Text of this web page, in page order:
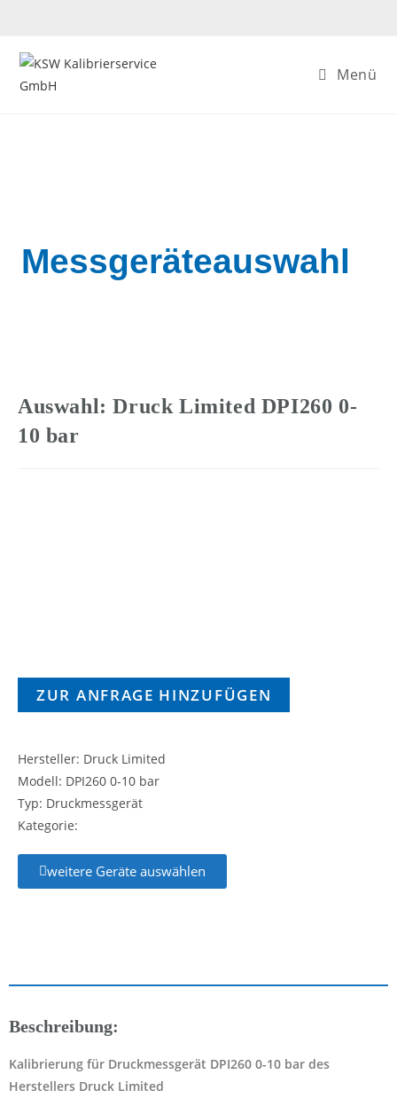
Menü
Messgeräteauswahl
Auswahl: Druck Limited DPI260 0-
10 bar
ZUR ANFRAGE HINZUFÜGEN
Hersteller: Druck Limited
Modell: DPI260 0-10 bar
Typ: Druckmessgerät
Kategorie:
weitere Geräte auswählen
Beschreibung:
Kalibrierung für Druckmessgerät DPI260 0-10 bar des
Herstellers Druck Limited